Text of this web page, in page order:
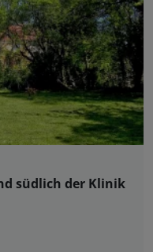
südlich der Klinik